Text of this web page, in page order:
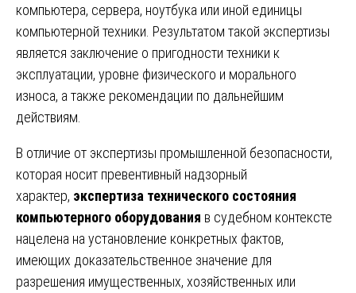
компьютера, сервера, ноутбука или иной единицы
компьютерной техники. Результатом такой экспертизы
является заключение о пригодности техники к
эксплуатации, уровне физического и морального
износа, а также рекомендации по дальнейшим
действиям.
В отличие от экспертизы промышленной безопасности,
которая носит превентивный надзорный
характер, экспертиза технического состояния
компьютерного оборудования в судебном контексте
нацелена на установление конкретных фактов,
имеющих доказательственное значение для
разрешения имущественных, хозяйственных или